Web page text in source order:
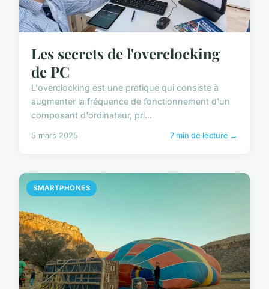
Les secrets de l'overclocking
de PC
L'overclocking est une pratique qui consiste à
augmenter la fréquence de fonctionnement d'un
composant d'ordinateur, pri...
5 mars 2025 7 min de lecture →
SMARTPHONES